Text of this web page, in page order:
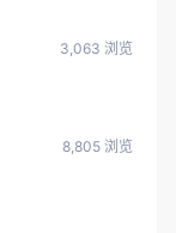
3,063 浏览
8,805 浏览